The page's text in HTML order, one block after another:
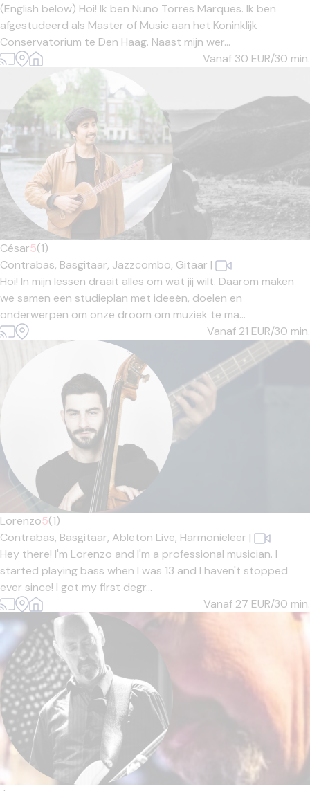
(English below) Hoi! Ik ben Nuno Torres Marques. Ik ben
afgestudeerd als Master of Music aan het Koninklijk
Conservatorium te Den Haag. Naast mijn wer...
Vanaf 30 EUR/30 min.
César5(1)
Contrabas, Basgitaar, Jazzcombo, Gitaar |
Hoi! In mijn lessen draait alles om wat jij wilt. Daarom maken
we samen een studieplan met ideeën, doelen en
onderwerpen om onze droom om muziek te ma...
Vanaf 21 EUR/30 min.
Lorenzo5(1)
Contrabas, Basgitaar, Ableton Live, Harmonieleer |
Hey there! I'm Lorenzo and I'm a professional musician. I
started playing bass when I was 13 and I haven't stopped
ever since! I got my first degr...
Vanaf 27 EUR/30 min.